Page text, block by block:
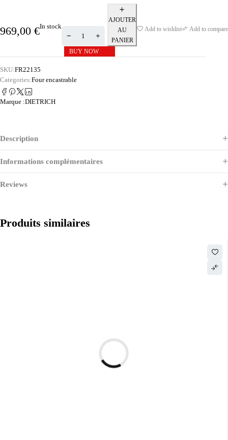
969,00 €In stock
AJOUTER
AU
PANIER
BUY NOW
Add to wishlist Add to compare
SKU:FR22135
Categories:Four encastrable
Marque :DIETRICH
Description
Informations complémentaires
Reviews
Produits similaires